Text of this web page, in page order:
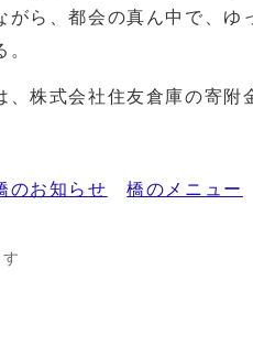
ら、都会の真ん中で、ゆ
株式会社住友倉庫の寄附
のお知らせ 橋のメニュー